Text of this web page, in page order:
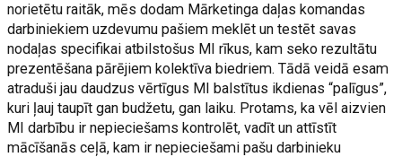
norietētu raitāk, mēs dodam Mārketinga daļas komandas
darbiniekiem uzdevumu pašiem meklēt un testēt savas
nodaļas specifikai atbilstošus MI rīkus, kam seko rezultātu
prezentēšana pārējiem kolektīva biedriem. Tādā veidā esam
atraduši jau daudzus vērtīgus MI balstītus ikdienas “palīgus”,
kuri ļauj taupīt gan budžetu, gan laiku. Protams, ka vēl aizvien
MI darbību ir nepieciešams kontrolēt, vadīt un attīstīt
mācīšanās ceļā, kam ir nepieciešami pašu darbinieku